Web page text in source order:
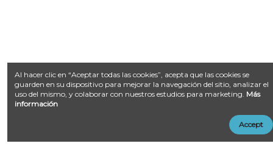
Al hacer clic en “Aceptar todas las cookies”, acepta que las cookies se
guarden en su dispositivo para mejorar la navegación del sitio, analizar el
uso del mismo, y colaborar con nuestros estudios para marketing. Más
información
Accept